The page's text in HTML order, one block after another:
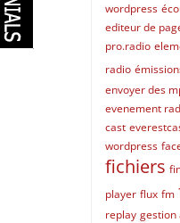
wordpress
editeur de
pro.radio
radio
envoyer des
evenement
cast
wordpress
fichiers
player flux fm
replay gestion